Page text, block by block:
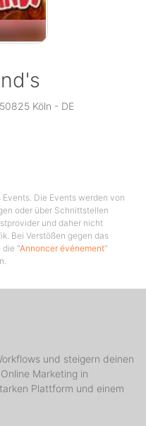
3 und 4
Gürtel“
gelegene Parkhäuser
Party für Köln
SEIN – SPAß
Köln - DE
Die Events werden von
oder über Schnittstellen
und daher nicht
Bei Verstößen gegen das
die "Annoncer événement"
und steigern deinen
Marketing in
Plattform und einem